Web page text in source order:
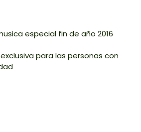
especial fin de año 2016
para las personas con